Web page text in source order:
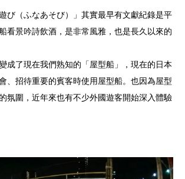
び（ふなあそび）」其實最早有文獻紀錄是平
看景吟詩飲酒，是非常風雅，也是長久以來的
成了現在我們熟知的「屋型船」，現在的日本
、招待重要的賓客時使用屋型船。也因為屋型
氛圍，近年來也有不少外國遊客開始深入體驗